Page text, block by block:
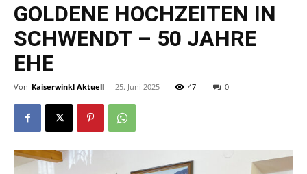
GOLDENE HOCHZEITEN IN
SCHWENDT – 50 JAHRE
EHE
Von Kaiserwinkl Aktuell - 25. Juni 2025 47 0